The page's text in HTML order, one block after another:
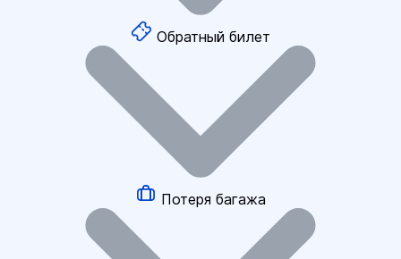
Обратный билет
Потеря багажа